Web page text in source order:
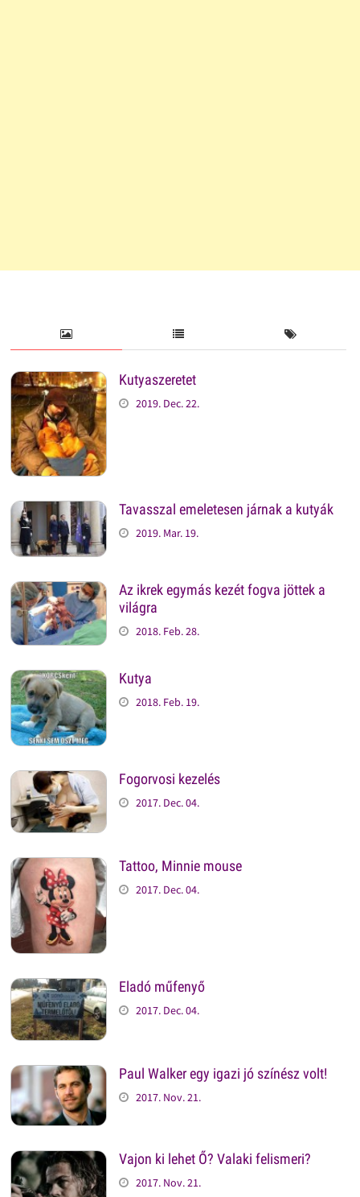
Kutyaszeretet
2019. Dec. 22.
Tavasszal emeletesen járnak a kutyák
2019. Mar. 19.
Az ikrek egymás kezét fogva jöttek a
világra
2018. Feb. 28.
Kutya
2018. Feb. 19.
Fogorvosi kezelés
2017. Dec. 04.
Tattoo, Minnie mouse
2017. Dec. 04.
Eladó műfenyő
2017. Dec. 04.
Paul Walker egy igazi jó színész volt!
2017. Nov. 21.
Vajon ki lehet Ő? Valaki felismeri?
2017. Nov. 21.